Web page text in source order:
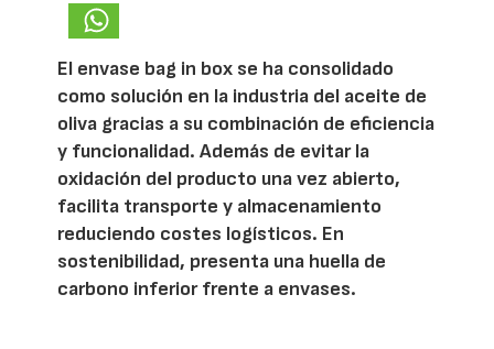
El envase bag in box se ha consolidado
como solución en la industria del aceite de
oliva gracias a su combinación de eficiencia
y funcionalidad. Además de evitar la
oxidación del producto una vez abierto,
facilita transporte y almacenamiento
reduciendo costes logísticos. En
sostenibilidad, presenta una huella de
carbono inferior frente a envases.